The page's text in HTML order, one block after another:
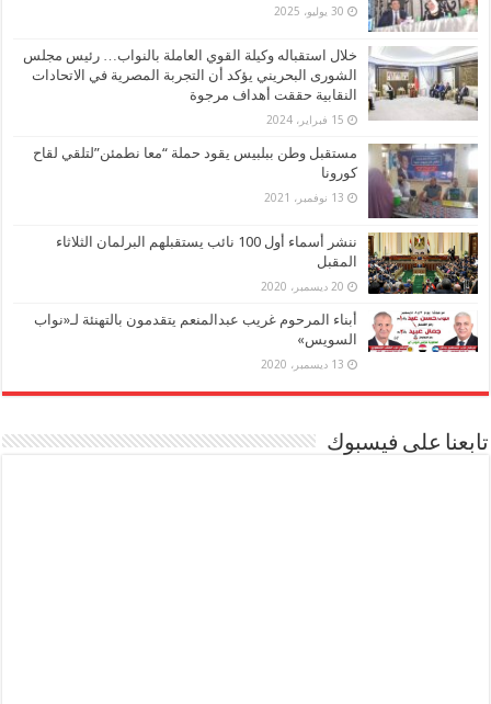
30 يوليو، 2025
خلال استقباله وكيلة القوي العاملة بالنواب… رئيس مجلس
الشورى البحريني يؤكد أن التجربة المصرية في الاتحادات
النقابية حققت أهداف مرجوة
15 فبراير، 2024
مستقبل وطن ببلبيس يقود حملة “معا نطمئن”لتلقي لقاح
كورونا
13 نوفمبر، 2021
ننشر أسماء أول 100 نائب يستقبلهم البرلمان الثلاثاء
المقبل
20 ديسمبر، 2020
أبناء المرحوم غريب عبدالمنعم يتقدمون بالتهنئة لـ«نواب
السويس»
13 ديسمبر، 2020
تابعنا على فيسبوك